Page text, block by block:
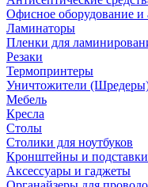
Офисное оборудование и
Ламинаторы
Пленки для
Резаки
Термопринтеры
Уничтожители
Мебель
Кресла
Столы
Столики для ноутбуков
Кронштейны и
Аксессуары и гаджеты